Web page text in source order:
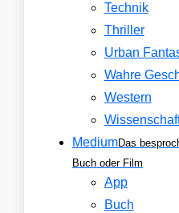
Technik
Thriller
Urban
Wahre
Western
MediumDas
Buch oder Film
App
Buch